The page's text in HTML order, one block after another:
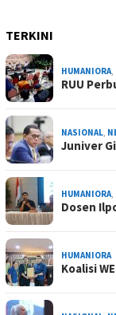
TERKINI
HUMANIORA,
RUU
NASIONAL,
Juniver
HUMANIORA,
Dosen
HUMANIORA
Koalisi